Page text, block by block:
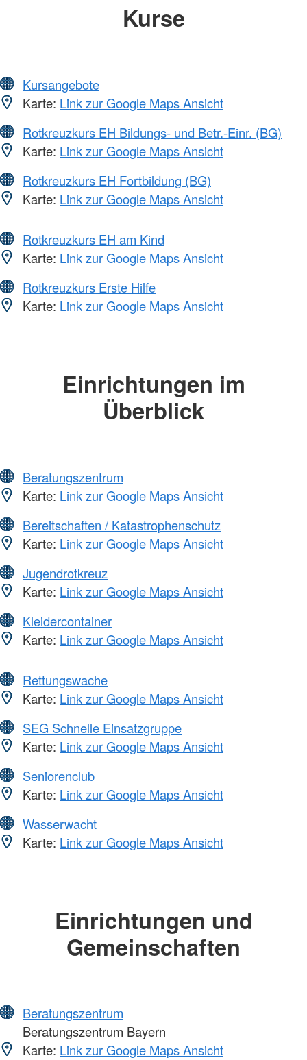
Kurse
Kursangebote
Karte: Link zur Google Maps Ansicht
Rotkreuzkurs EH Bildungs- und Betr.-Einr. (BG)
Karte: Link zur Google Maps Ansicht
Rotkreuzkurs EH Fortbildung (BG)
Karte: Link zur Google Maps Ansicht
Rotkreuzkurs EH am Kind
Karte: Link zur Google Maps Ansicht
Rotkreuzkurs Erste Hilfe
Karte: Link zur Google Maps Ansicht
Einrichtungen im
Überblick
Beratungszentrum
Karte: Link zur Google Maps Ansicht
Bereitschaften / Katastrophenschutz
Karte: Link zur Google Maps Ansicht
Jugendrotkreuz
Karte: Link zur Google Maps Ansicht
Kleidercontainer
Karte: Link zur Google Maps Ansicht
Rettungswache
Karte: Link zur Google Maps Ansicht
SEG Schnelle Einsatzgruppe
Karte: Link zur Google Maps Ansicht
Seniorenclub
Karte: Link zur Google Maps Ansicht
Wasserwacht
Karte: Link zur Google Maps Ansicht
Einrichtungen und
Gemeinschaften
Beratungszentrum
Beratungszentrum Bayern
Karte: Link zur Google Maps Ansicht